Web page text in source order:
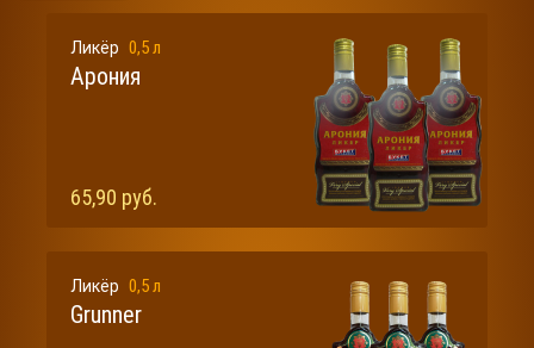
Ликёр 0,5 л
Арония
65,90 руб.
Ликёр 0,5 л
Grunner